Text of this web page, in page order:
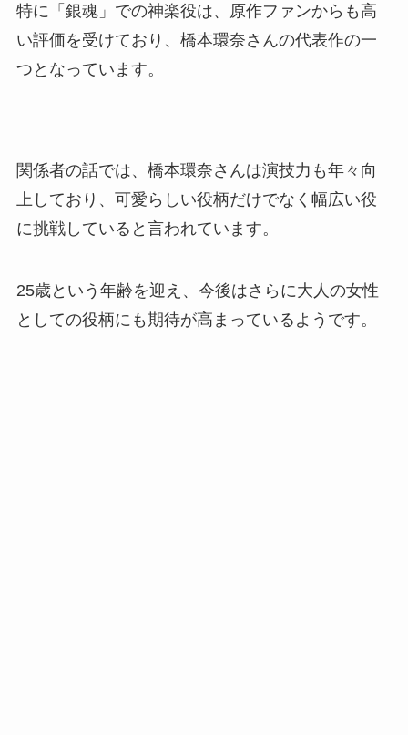
特に「銀魂」での神楽役は、原作ファンからも高
い評価を受けており、橋本環奈さんの代表作の一
つとなっています。
関係者の話では、橋本環奈さんは演技力も年々向
上しており、可愛らしい役柄だけでなく幅広い役
に挑戦していると言われています。
25歳という年齢を迎え、今後はさらに大人の女性
としての役柄にも期待が高まっているようです。